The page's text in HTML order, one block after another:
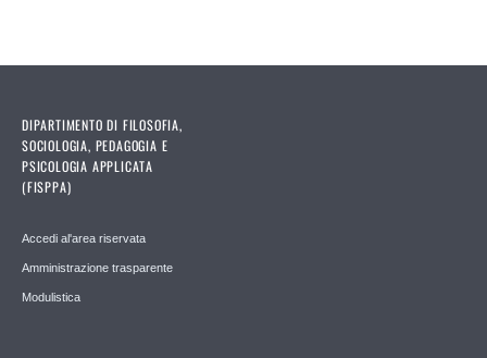
DIPARTIMENTO DI FILOSOFIA,
SOCIOLOGIA, PEDAGOGIA E
PSICOLOGIA APPLICATA
(FISPPA)
Accedi al'area riservata
Amministrazione trasparente
Modulistica